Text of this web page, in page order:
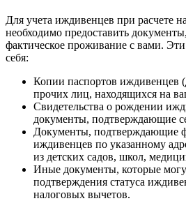
Для учета иждивенцев при расчете
необходимо предоставить
фактическое проживание с вами.
себя:
Копии паспортов иждивенцев
прочих лиц, находящихся на
Свидетельства о рождении
документы, подтверждающие
Документы, подтверждающие
иждивенцев по указанному
из детских садов, школ,
Иные документы, которые
подтверждения статуса
налоговых вычетов.